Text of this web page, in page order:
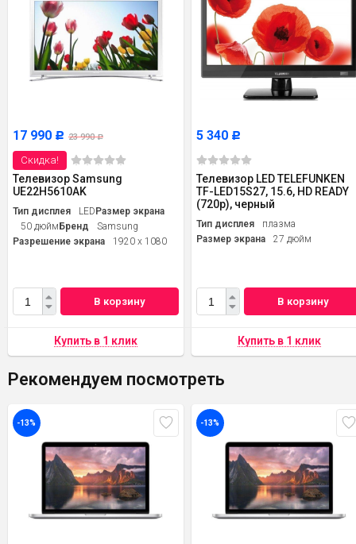
17 990 Р 23 990Р
Скидка!
Телевизор Samsung
UE22H5610AK
Тип дисплея LED Размер экрана
50 дюйм Бренд
Samsung
Разрешение экрана
1920 x 1080
В корзину
5 340 Р
Телевизор LED TELEFUNKEN
TF-LED15S27, 15.6, HD READY
(720p), черный
Тип дисплея
плазма
Размер экрана
27 дюйм
В корзину
Рекомендуем посмотреть
-13% -13%